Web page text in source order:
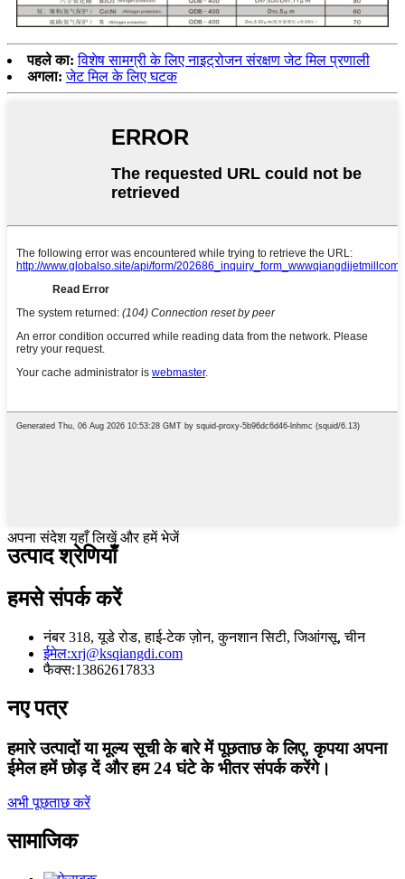
पहले का: विशेष सामग्री के लिए नाइट्रोजन संरक्षण जेट मिल प्रणाली
अगला: जेट मिल के लिए घटक
अपना संदेश यहाँ लिखें और हमें भेजें
उत्पाद श्रेणियाँ
हमसे संपर्क करें
नंबर 318, यूडे रोड, हाई-टेक ज़ोन, कुनशान सिटी, जिआंगसू, चीन
ईमेल:xrj@ksqiangdi.com
फैक्स:13862617833
नए पत्र
हमारे उत्पादों या मूल्य सूची के बारे में पूछताछ के लिए, कृपया अपना
ईमेल हमें छोड़ दें और हम 24 घंटे के भीतर संपर्क करेंगे।
अभी पूछताछ करें
सामाजिक